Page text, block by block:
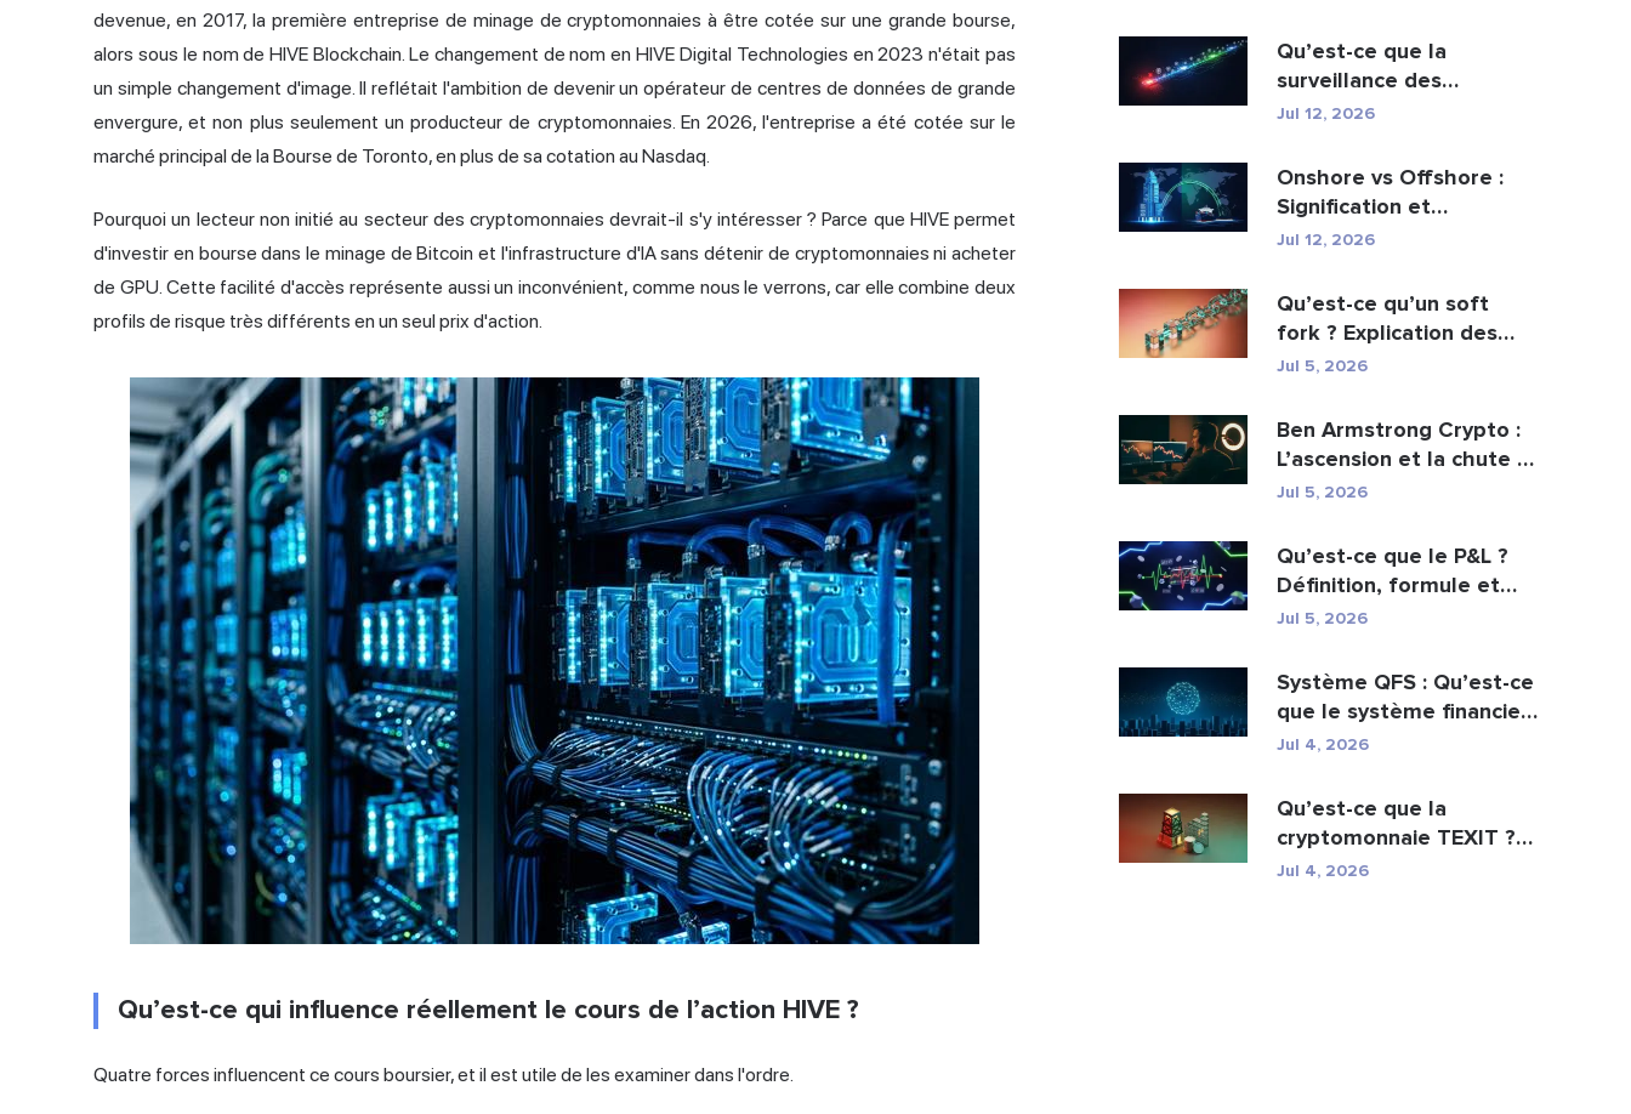
devenue, en 2017, la première entreprise de minage de cryptomonnaies à être cotée sur une grande bourse,
alors sous le nom de HIVE Blockchain. Le changement de nom en HIVE Digital Technologies en 2023 n'était pas
un simple changement d'image. Il reflétait l'ambition de devenir un opérateur de centres de données de grande
envergure, et non plus seulement un producteur de cryptomonnaies. En 2026, l'entreprise a été cotée sur le
marché principal de la Bourse de Toronto, en plus de sa cotation au Nasdaq.
Pourquoi un lecteur non initié au secteur des cryptomonnaies devrait-il s'y intéresser ? Parce que HIVE permet
d'investir en bourse dans le minage de Bitcoin et l'infrastructure d'IA sans détenir de cryptomonnaies ni acheter
de GPU. Cette facilité d'accès représente aussi un inconvénient, comme nous le verrons, car elle combine deux
profils de risque très différents en un seul prix d'action.
Qu’est-ce qui influence réellement le cours de l’action HIVE ?
Quatre forces influencent ce cours boursier, et il est utile de les examiner dans l'ordre.
Qu’est-ce que la
surveillance des
transactions AML et
Jul 12, 2026
Onshore vs Offshore :
Signification et
principales différences
Jul 12, 2026
Qu’est-ce qu’un soft
fork ? Explication des
mises à jour de ...
Jul 5, 2026
Ben Armstrong Crypto :
L’ascension et la chute de
BitBoy
Jul 5, 2026
Qu’est-ce que le P&L ?
Définition, formule et
calcul
Jul 5, 2026
Système QFS : Qu’est-ce
que le système financier
quantique es...
Jul 4, 2026
Qu’est-ce que la
cryptomonnaie TEXIT ?
Minage, spécifications ...
Jul 4, 2026